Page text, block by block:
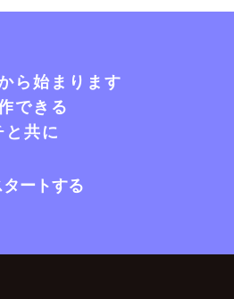
ら始まります
できる
共に
ートする